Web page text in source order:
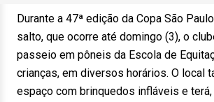
Durante a 47ª edição da Copa São
salto, que ocorre até domingo (3), o
passeio em pôneis da Escola de
crianças, em diversos horários. O local
espaço com brinquedos infláveis e terá,